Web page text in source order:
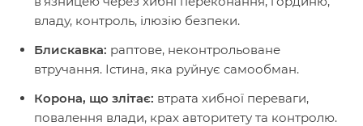
владу, контроль, ілюзію безпеки.
Блискавка: раптове, неконтрольоване
втручання. Істина, яка руйнує самообман.
Корона, що злітає: втрата хибної переваги,
повалення влади, крах авторитету та контролю.